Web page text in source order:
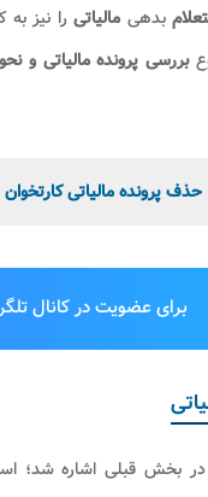
بدهی مالیاتیرا نیز به
بررسی پرونده مالیاتی و
حذف پرونده مالیاتی کارتخوان
برای عضویت در کانال
بخش قبلی اشاره شد؛